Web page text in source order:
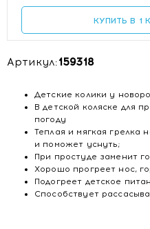
КУПИТЬ В 1
Артикул:159318
Детские колики у
В детской коляске для
погоду
Теплая и мягкая грелка
и поможет уснуть;
При простуде заменит
Хорошо прогреет нос,
Подогреет детское
Способствует